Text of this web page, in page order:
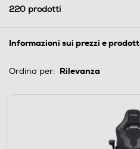
220 prodotti
Informazioni sui prezzi e
Ordina per: